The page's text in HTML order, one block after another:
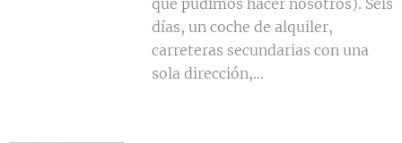
que pudimos hacer nosotros). Seis
días, un coche de alquiler,
carreteras secundarias con una
sola dirección,...